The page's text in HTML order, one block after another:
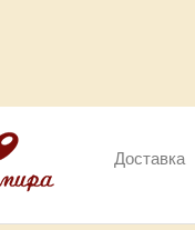
Доставка